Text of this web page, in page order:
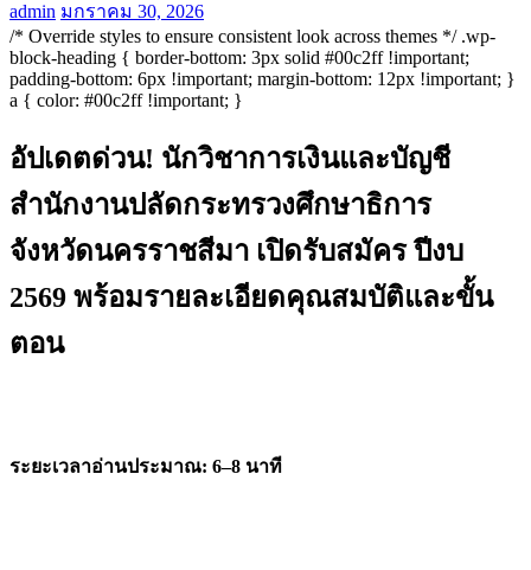
admin มกราคม 30, 2026
/* Override styles to ensure consistent look across themes */ .wp-
block-heading { border-bottom: 3px solid #00c2ff !important;
padding-bottom: 6px !important; margin-bottom: 12px !important; }
a { color: #00c2ff !important; }
อัปเดตด่วน! นักวิชาการเงินและบัญชี
สำนักงานปลัดกระทรวงศึกษาธิการ
จังหวัดนครราชสีมา เปิดรับสมัคร ปีงบ
2569 พร้อมรายละเอียดคุณสมบัติและขั้น
ตอน
ระยะเวลาอ่านประมาณ: 6–8 นาที